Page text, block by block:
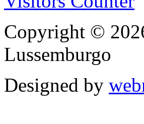
Copyright ©
Lussemburgo
Designed by